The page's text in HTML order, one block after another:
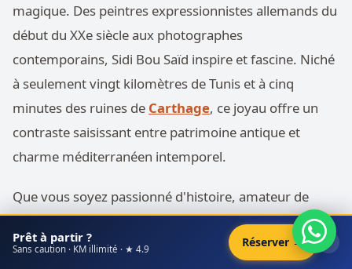
magique. Des peintres expressionnistes allemands du
début du XXe siècle aux photographes
contemporains, Sidi Bou Saïd inspire et fascine. Niché
à seulement vingt kilomètres de Tunis et à cinq
minutes des ruines de Carthage, ce joyau offre un
contraste saisissant entre patrimoine antique et
charme méditerranéen intemporel.
Que vous soyez passionné d'histoire, amateur de
photographie, fin gourmet ou simplement en quête
de beauté et de sérénité, ce guide complet vous
Prêt à partir ?
Sans caution · KM illimité · ★ 4.9 Réserver → ×